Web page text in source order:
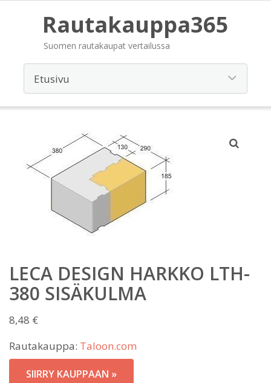
Rautakauppa365
Suomen rautakaupat vertailussa
LECA DESIGN HARKKO LTH-
380 SISÄKULMA
8,48 €
Rautakauppa: Taloon.com
SIIRRY KAUPPAAN »